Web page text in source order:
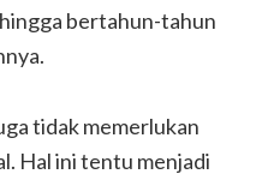
bertahun-tahun
tidak memerlukan
Hal ini tentu menjadi